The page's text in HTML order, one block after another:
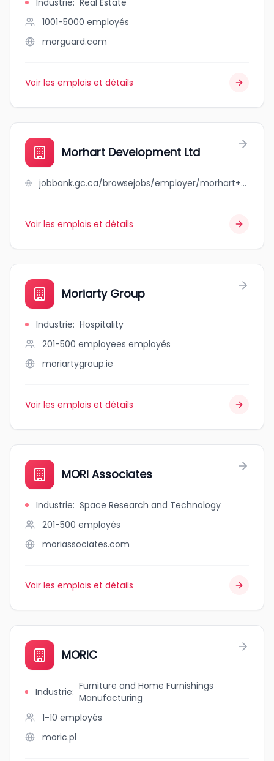
Industrie: Real Estate
1001-5000 employés
morguard.com
Voir les emplois et détails
Morhart Development Ltd
jobbank.gc.ca/browsejobs/employer/morhart+development+ltd/ca
Voir les emplois et détails
Moriarty Group
Industrie: Hospitality
201-500 employees employés
moriartygroup.ie
Voir les emplois et détails
MORI Associates
Industrie: Space Research and Technology
201-500 employés
moriassociates.com
Voir les emplois et détails
MORIC
Industrie: Furniture and Home Furnishings
Manufacturing
1-10 employés
moric.pl